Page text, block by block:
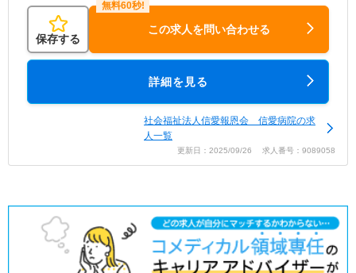
保存する
この求人を問い合わせる
詳細を見る
社会福祉法人信愛報恩会 信愛病院の求
人一覧
更新日：2025/09/26 求人番号：9089058